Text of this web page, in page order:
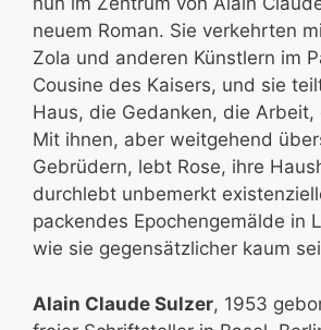
neuem Roman. Sie verkehrten
Zola und anderen Künstlern im
Cousine des Kaisers, und sie
Haus, die Gedanken, die Arbeit,
Mit ihnen, aber weitgehend
Gebrüdern, lebt Rose, ihre
durchlebt unbemerkt
packendes Epochengemälde in
wie sie gegensätzlicher kaum
Alain Claude Sulzer, 1953